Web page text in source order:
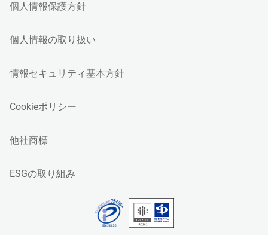
個人情報保護方針
個人情報の取り扱い
情報セキュリティ基本方針
Cookieポリシー
他社商標
ESGの取り組み